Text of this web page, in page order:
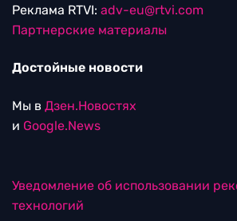
Реклама RTVI: adv-eu@rtvi.com
Партнерские материалы
Достойные новости
Мы в Дзен.Новостях
и Google.News
Уведомление об использовании
технологий